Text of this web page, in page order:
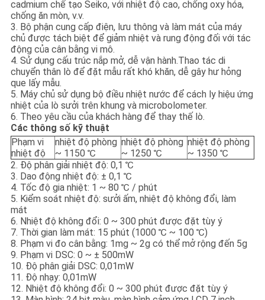
cadmium chế tạo Seiko, với nhiệt độ cao, chống oxy hóa,
chống ăn mòn, v.v.
3. Bộ phận cung cấp điện, lưu thông và làm mát của máy
chủ được tách biệt để giảm nhiệt và rung động đối với tác
động của cân bằng vi mô.
4. Sử dụng cấu trúc nắp mở, dễ vận hành.Thao tác di
chuyển thân lò để đặt mẫu rất khó khăn, dễ gây hư hỏng
que lấy mẫu.
5. Máy chủ sử dụng bộ điều nhiệt nước để cách ly hiệu ứng
nhiệt của lò sưởi trên khung và microbolometer.
6. Theo yêu cầu của khách hàng để thay thế lò.
Các thông số kỹ thuật
Phạm vi
nhiệt độ
nhiệt độ phòng
~ 1150 ℃
nhiệt độ phòng
~ 1250 ℃
nhiệt độ phòng
~ 1350 ℃
2. Độ phân giải nhiệt độ: 0,1 ℃
3. Dao động nhiệt độ: ± 0,1 ℃
4. Tốc độ gia nhiệt: 1 ~ 80 ℃ / phút
5. Kiểm soát nhiệt độ: sưởi ấm, nhiệt độ không đổi, làm
mát
6. Nhiệt độ không đổi: 0 ~ 300 phút được đặt tùy ý
7. Thời gian làm mát: 15 phút (1000 ℃ ~ 100 ℃)
8. Phạm vi đo cân bằng: 1mg ~ 2g có thể mở rộng đến 5g
9. Phạm vi DSC: 0 ~ ± 500mW
10. Độ phân giải DSC: 0,01mW
11. Độ nhạy: 0,01mW
12. Nhiệt độ không đổi: 0 ~ 300 phút được đặt tùy ý